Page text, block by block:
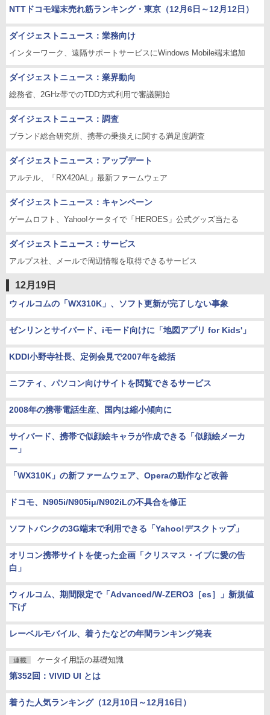
NTTドコモ端末売れ筋ランキング・東京（12月6日～12月12日）
ダイジェストニュース：業務向け
インターワーク、遠隔サポートサービスにWindows Mobile端末追加
ダイジェストニュース：業界動向
総務省、2GHz帯でのTDD方式利用で審議開始
ダイジェストニュース：調査
ブランド総合研究所、携帯の乗換えに関する満足度調査
ダイジェストニュース：アップデート
アルテル、「RX420AL」最新ファームウェア
ダイジェストニュース：キャンペーン
ゲームロフト、Yahoo!ケータイで「HEROES」公式グッズ当たる
ダイジェストニュース：サービス
アルプス社、メールで周辺情報を取得できるサービス
12月19日
ウィルコムの「WX310K」、ソフト更新が完了しない事象
ゼンリンとサイバード、iモード向けに「地図アプリ for Kids'」
KDDI小野寺社長、定例会見で2007年を総括
ニフティ、パソコン向けサイトを閲覧できるサービス
2008年の携帯電話生産、国内は縮小傾向に
サイバード、携帯で似顔絵キャラが作成できる「似顔絵メーカ
ー」
「WX310K」の新ファームウェア、Operaの動作など改善
ドコモ、N905i/N905iμ/N902iLの不具合を修正
ソフトバンクの3G端末で利用できる「Yahoo!デスクトップ」
オリコン携帯サイトを使った企画「クリスマス・イブに愛の告
白」
ウィルコム、期間限定で「Advanced/W-ZERO3［es］」新規値
下げ
レーベルモバイル、着うたなどの年間ランキング発表
連載 ケータイ用語の基礎知識
第352回：VIVID UI とは
着うた人気ランキング（12月10日～12月16日）